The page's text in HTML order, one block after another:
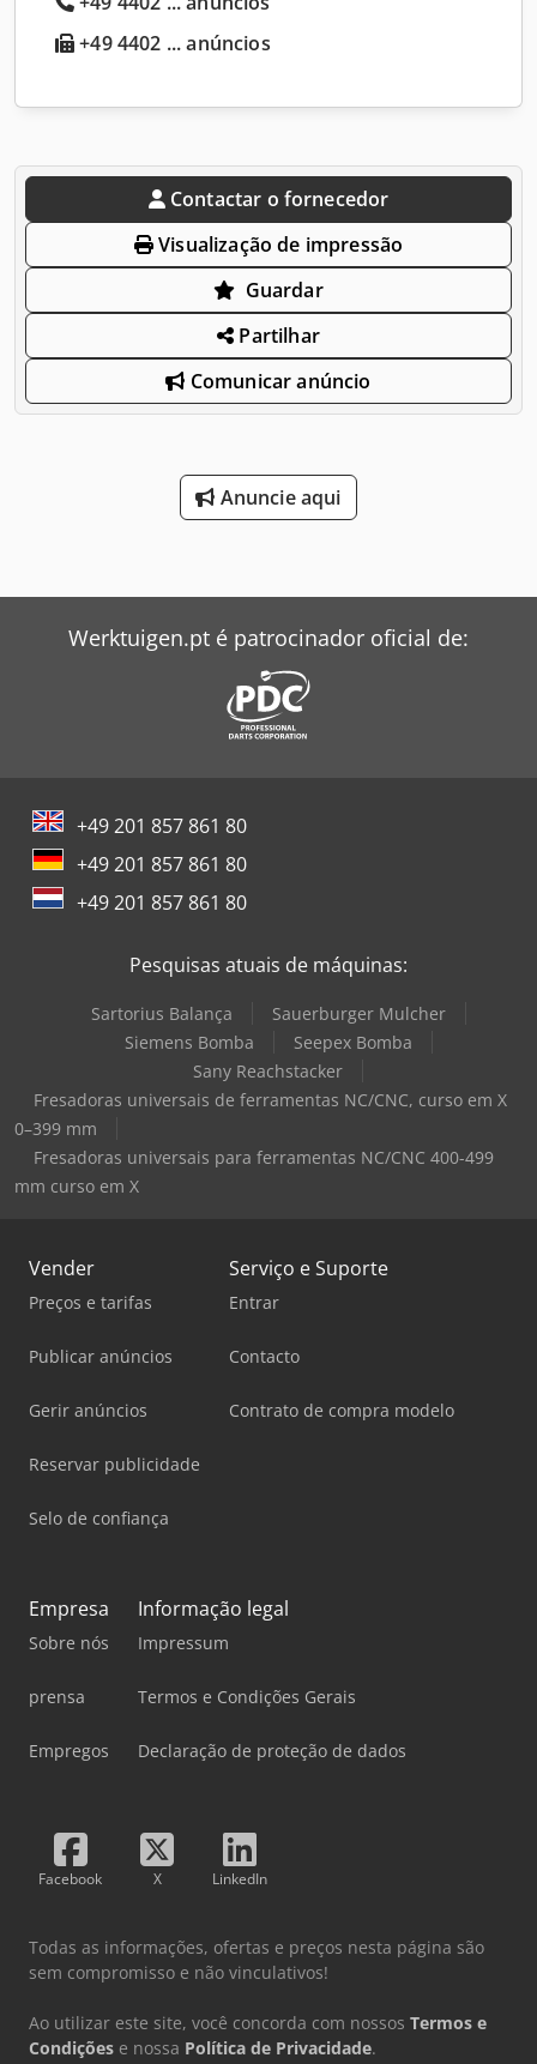
+49 4402 ... anúncios
Contactar o fornecedor
Visualização de impressão
Guardar
Partilhar
Comunicar anúncio
Anuncie aqui
Werktuigen.pt é patrocinador oficial de:
+49 201 857 861 80
+49 201 857 861 80
+49 201 857 861 80
Pesquisas atuais de máquinas:
Sartorius Balança
Sauerburger Mulcher
Siemens Bomba
Seepex Bomba
Sany Reachstacker
Fresadoras universais de ferramentas NC/CNC, curso em X
0–399 mm
Fresadoras universais para ferramentas NC/CNC 400-499
mm curso em X
Vender
Preços e tarifas
Publicar anúncios
Gerir anúncios
Reservar publicidade
Selo de confiança
Serviço e Suporte
Entrar
Contacto
Contrato de compra modelo
Empresa
Sobre nós
prensa
Empregos
Informação legal
Impressum
Termos e Condições Gerais
Declaração de proteção de dados
Facebook X LinkedIn
Todas as informações, ofertas e preços nesta página são
sem compromisso e não vinculativos!
Ao utilizar este site, você concorda com nossos Termos e
Condições e nossa Política de Privacidade.